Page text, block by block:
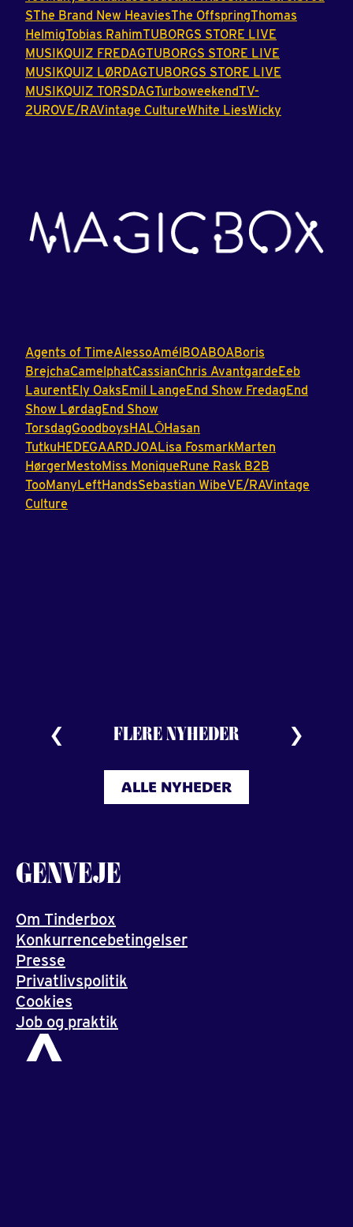
SThe Brand New HeaviesThe OffspringThomas
HelmigTobias RahimTUBORGS STORE LIVE
MUSIKQUIZ FREDAGTUBORGS STORE LIVE
MUSIKQUIZ LØRDAGTUBORGS STORE LIVE
MUSIKQUIZ TORSDAGTurboweekendTV-
2UROVE/RAVintage CultureWhite LiesWicky
Agents of TimeAlessoAmél BOABOABoris
BrejchaCamelphatCassianChris Avantgarde Eeb
LaurentEly Oaks Emil Lange End Show Fredag End
Show Lørdag End Show
TorsdagGoodboys HALŌHasan
Tutku HEDEGAARDJOALisa FosmarkMarten
Hørger MestoMiss Monique Rune Rask B2B
TooManyLeftHandsSebastian WibeVE/RAVintage
Culture
FLERE NYHEDER
ALLE NYHEDER
GENVEJE
Om Tinderbox
Konkurrencebetingelser
Presse
Privatlivspolitik
Cookies
Job og praktik